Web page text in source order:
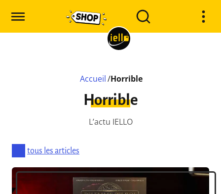
Accueil /Horrible
Horrible
L’actu IELLO
tous les articles